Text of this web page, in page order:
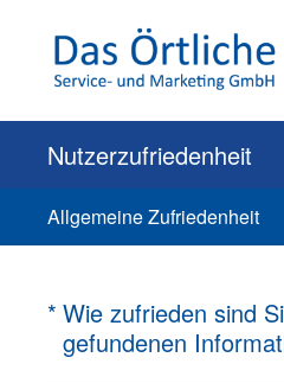
Nutzerzufriedenheit
Allgemeine Zufriedenheit
* Wie zufrieden sind
gefundenen
(Erforderlich.)